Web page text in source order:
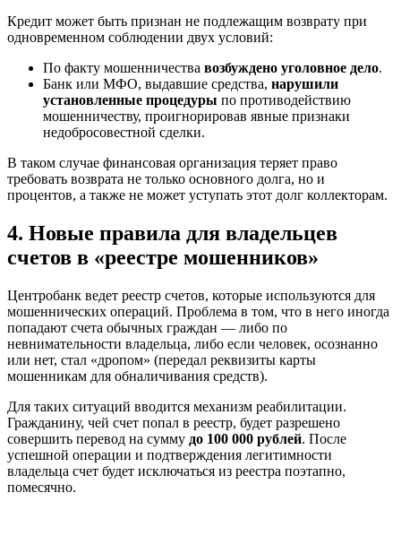
Кредит может быть признан не подлежащим возврату при
одновременном соблюдении двух условий:
По факту мошенничества возбуждено уголовное дело.
Банк или МФО, выдавшие средства, нарушили
установленные процедуры по противодействию
мошенничеству, проигнорировав явные признаки
недобросовестной сделки.
В таком случае финансовая организация теряет право
требовать возврата не только основного долга, но и
процентов, а также не может уступать этот долг коллекторам.
4. Новые правила для владельцев
счетов в «реестре мошенников»
Центробанк ведет реестр счетов, которые используются для
мошеннических операций. Проблема в том, что в него иногда
попадают счета обычных граждан — либо по
невнимательности владельца, либо если человек, осознанно
или нет, стал «дропом» (передал реквизиты карты
мошенникам для обналичивания средств).
Для таких ситуаций вводится механизм реабилитации.
Гражданину, чей счет попал в реестр, будет разрешено
совершить перевод на сумму до 100 000 рублей. После
успешной операции и подтверждения легитимности
владельца счет будет исключаться из реестра поэтапно,
помесячно.